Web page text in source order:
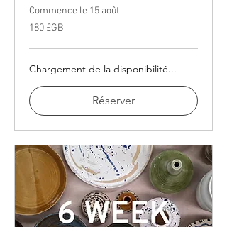
Commence le 15 août
180
livres
180 £GB
Chargement de la disponibilité...
Réserver